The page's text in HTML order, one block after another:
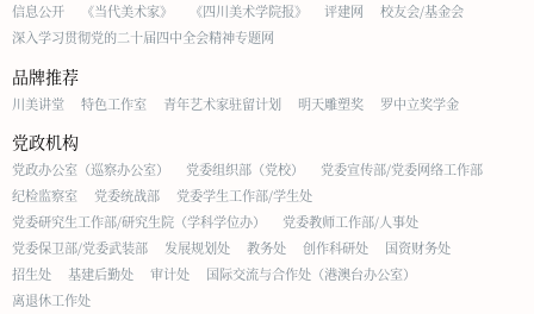
信息公开 《当代美术家》 《四川美术学院报》 评建网
校友会/基金会
深入学习贯彻党的二十届四中全会精神专题网
品牌推荐
川美讲堂 特色工作室 青年艺术家驻留计划 明天雕塑奖 罗中立奖学金
党政机构
党政办公室（巡察办公室） 党委组织部（党校）
党委宣传部/党委网络工作部
纪检监察室
党委统战部
党委学生工作部/学生处
党委研究生工作部/研究生院（学科学位办）
党委教师工作部/人事处
党委保卫部/党委武装部
发展规划处 教务处 创作科研处
国资财务处
招生处
基建后勤处 审计处
国际交流与合作处（港澳台办公室）
离退休工作处